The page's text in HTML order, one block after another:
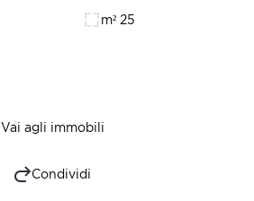
m² 25
Vai agli immobili
Condividi